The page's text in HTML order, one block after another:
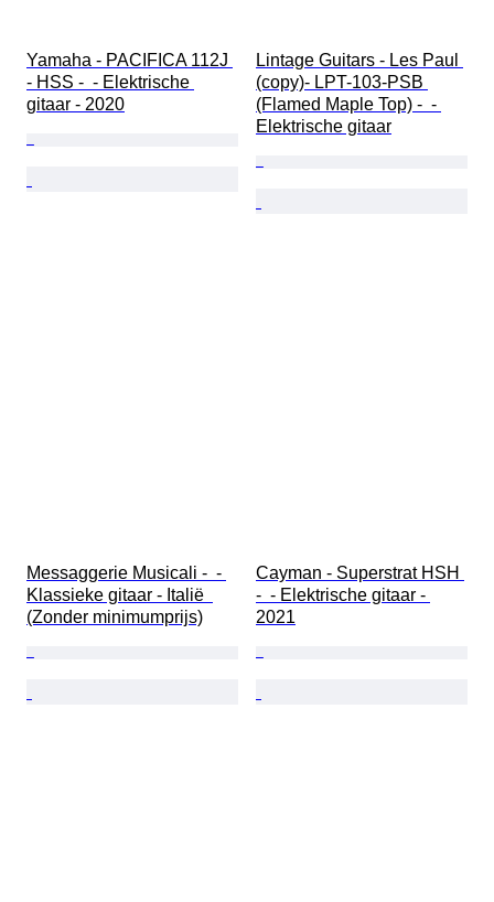
Yamaha - PACIFICA 112J
- HSS -  - Elektrische
gitaar - 2020
Lintage Guitars - Les Paul
(copy)- LPT-103-PSB
(Flamed Maple Top) -  -
Elektrische gitaar
Messaggerie Musicali -  -
Klassieke gitaar - Italië
(Zonder minimumprijs)
Cayman - Superstrat HSH
-  - Elektrische gitaar -
2021